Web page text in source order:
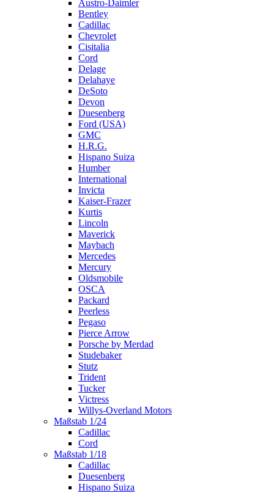
Austro-Daimler
Bentley
Cadillac
Chevrolet
Cisitalia
Cord
Delage
Delahaye
DeSoto
Devon
Duesenberg
Ford (USA)
GMC
H.R.G.
Hispano Suiza
Humber
International
Invicta
Kaiser-Frazer
Kurtis
Lincoln
Maverick
Maybach
Mercedes
Mercury
Oldsmobile
OSCA
Packard
Peerless
Pegaso
Pierce Arrow
Porsche by Merdad
Studebaker
Stutz
Trident
Tucker
Victress
Willys-Overland Motors
Maßstab 1/24
Cadillac
Cord
Maßstab 1/18
Cadillac
Duesenberg
Hispano Suiza